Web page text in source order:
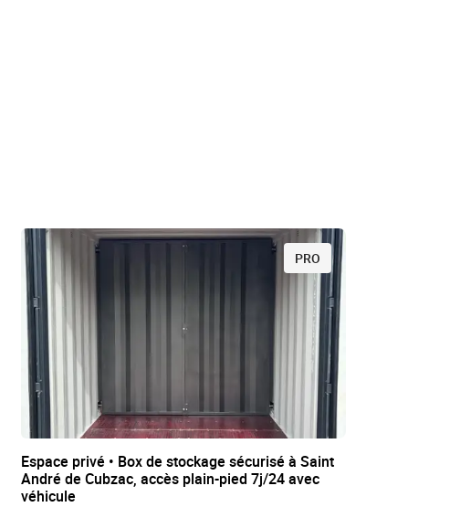
PRO
Espace privé • Box de stockage sécurisé à Saint
André de Cubzac, accès plain-pied 7j/24 avec
véhicule